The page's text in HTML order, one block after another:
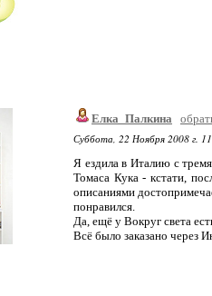
Елка_Палкина
Суббота, 22 Ноября 2008 г.
Я ездила в Италию с
Томаса Кука - кстати,
описаниями
понравился.
Да, ещё у Вокруг света
Всё было заказано через